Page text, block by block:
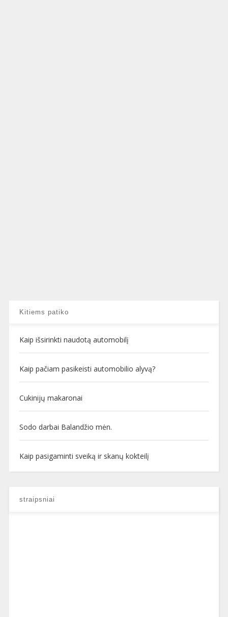
Kitiems patiko
Kaip išsirinkti naudotą automobilį
Kaip pačiam pasikeisti automobilio alyvą?
Cukinijų makaronai
Sodo darbai Balandžio mėn.
Kaip pasigaminti sveiką ir skanų kokteilį
straipsniai